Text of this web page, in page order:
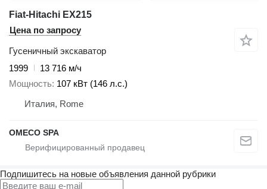
Fiat-Hitachi EX215
Цена по запросу
Гусеничный экскаватор
1999
13 716 м/ч
Мощность 107 кВт (146 л.с.)
Италия, Rome
OMECO SPA
Подпишитесь на новые объявления данной рубрики